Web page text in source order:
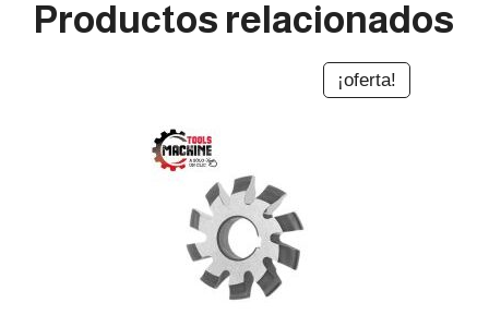
Productos relacionados
¡oferta!